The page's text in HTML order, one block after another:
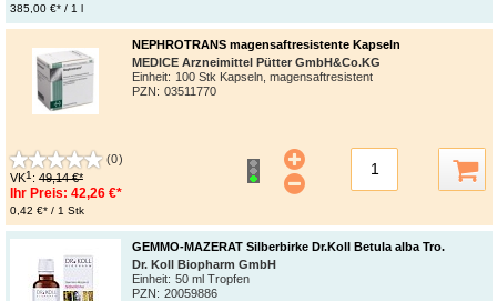
385,00 €* / 1 l
NEPHROTRANS magensaftresistente Kapseln
MEDICE Arzneimittel Pütter GmbH&Co.KG
Einheit: 100 Stk Kapseln, magensaftresistent
PZN: 03511770
(0)
VK1: 49,14 €*
Ihr Preis: 42,26 €*
0,42 €* / 1 Stk
GEMMO-MAZERAT Silberbirke Dr.Koll Betula alba Tro.
Dr. Koll Biopharm GmbH
Einheit: 50 ml Tropfen
PZN: 20059886